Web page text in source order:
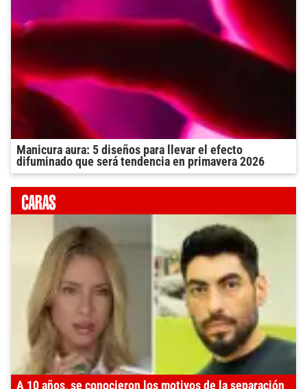
Manicura aura: 5 diseños para llevar el efecto
difuminado que será tendencia en primavera 2026
A 10 años, se conocieron los motivos de la separación